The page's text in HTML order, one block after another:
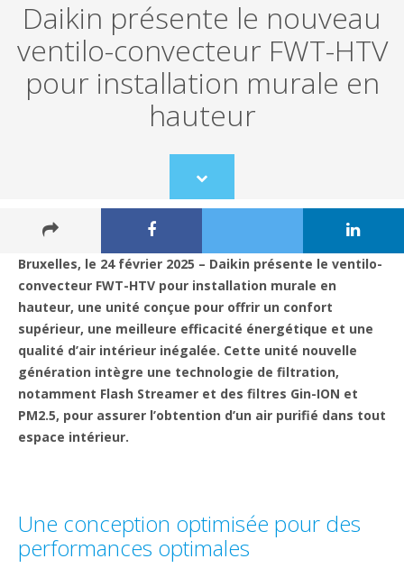
Daikin présente le nouveau
ventilo-convecteur FWT-HTV
pour installation murale en
hauteur
Scroll
to
Bruxelles, le 24 février 2025 – Daikin présente le ventilo-
convecteur FWT-HTV pour installation murale en
hauteur, une unité conçue pour offrir un confort
supérieur, une meilleure efficacité énergétique et une
qualité d’air intérieur inégalée. Cette unité nouvelle
génération intègre une technologie de filtration,
notamment Flash Streamer et des filtres Gin-ION et
PM2.5, pour assurer l’obtention d’un air purifié dans tout
espace intérieur.
Une conception optimisée pour des
performances optimales